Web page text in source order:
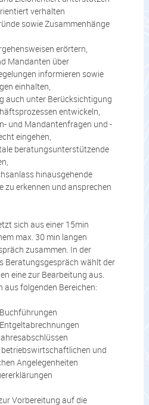
verhalten
sowie Zusammenhänge
erörtern,
Mandanten über
informieren sowie
einhalten,
auch unter Berücksichtigung
entwickeln,
und Mandantenfragen und -
eingehen,
beratungsunterstützende
hinausgehende
zu erkennen und ansprechen
sich aus einer 15min
max. 30 min langen
zusammen. In der
Beratungsgespräch wählt der
eine zur Bearbeitung aus.
aus folgenden Bereichen:
und
Angelegenheiten
Vorbereitung auf die